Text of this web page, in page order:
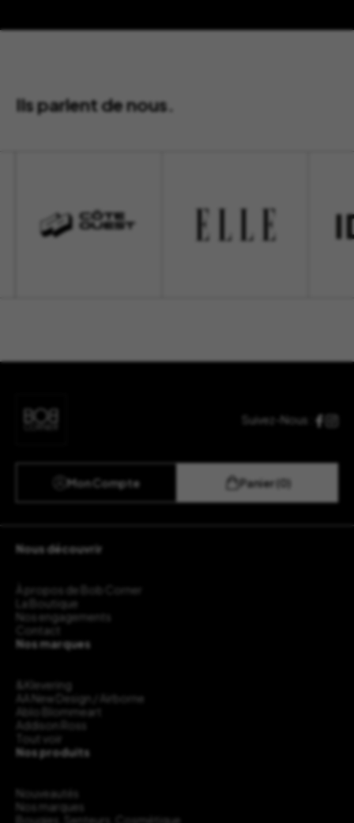
Ils parlent de nous.
Suivez-Nous :
Mon Compte Panier (0)
Nous découvrir
À propos de Bob Corner
La Boutique
Nos engagements
Contact
Nos marques
&Klevering
AA New Design / Airborne
Ablo Blommeart
Addison Ross
Tout voir
Nos produits
Nouveautés
Nos marques